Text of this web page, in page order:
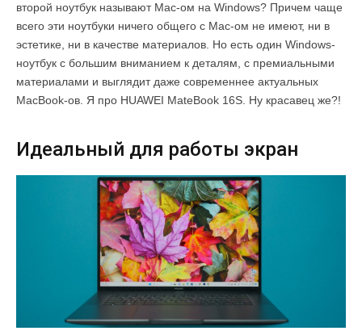
второй ноутбук называют Mac-ом на Windows? Причем чаще
всего эти ноутбуки ничего общего с Mac-ом не имеют, ни в
эстетике, ни в качестве материалов. Но есть один Windows-
ноутбук с большим вниманием к деталям, с премиальными
материалами и выглядит даже современнее актуальных
MacBook-ов. Я про HUAWEI MateBook 16S. Ну красавец же?!
Идеальный для работы экран